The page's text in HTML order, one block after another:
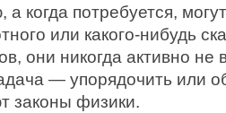
а когда потребуется,
или какого-нибудь
они никогда активно
— упорядочить или
законы физики.